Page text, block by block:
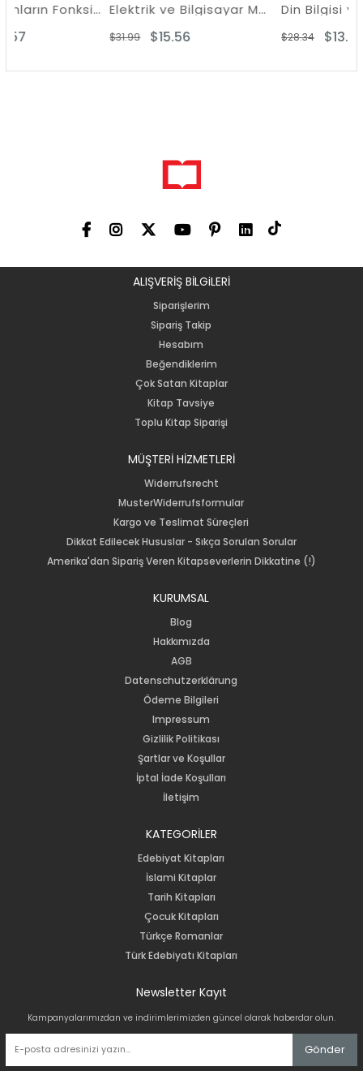
Evcil Hayvanların Fonksiyonel Anatomisi ve Fizyolojisi Elektrik ve Bilgisayar Mühendisliği'ne Giriş
$15.56 $13.81
ALIŞVERİŞ BİLGiLERİ
Siparişlerim
Sipariş Takip
Hesabım
Beğendiklerim
Çok Satan Kitaplar
Kitap Tavsiye
Toplu Kitap Siparişi
MÜŞTERİ HİZMETLERİ
Widerrufsrecht
MusterWiderrufsformular
Kargo ve Teslimat Süreçleri
Dikkat Edilecek Hususlar - Sıkça Sorulan Sorular
Amerika'dan Sipariş Veren Kitapseverlerin Dikkatine (!)
KURUMSAL
Blog
Hakkımızda
AGB
Datenschutzerklärung
Ödeme Bilgileri
Impressum
Gizlilik Politikası
Şartlar ve Koşullar
İptal İade Koşulları
İletişim
KATEGORİLER
Edebiyat Kitapları
İslami Kitaplar
Tarih Kitapları
Çocuk Kitapları
Türkçe Romanlar
Türk Edebiyatı Kitapları
Newsletter Kayıt
Kampanyalarımızdan ve indirimlerimizden güncel olarak haberdar olun.
Gönder